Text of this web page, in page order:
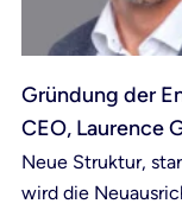
Gründung der
CEO, Laurence
Neue Struktur,
wird die